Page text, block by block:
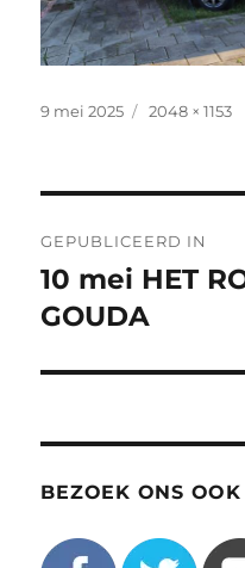
Geplaatst
9 mei 2025
Volledige
2048 × 1153
navigatie
GEPUBLICEERD IN
10 mei HET
GOUDA
BEZOEK ONS